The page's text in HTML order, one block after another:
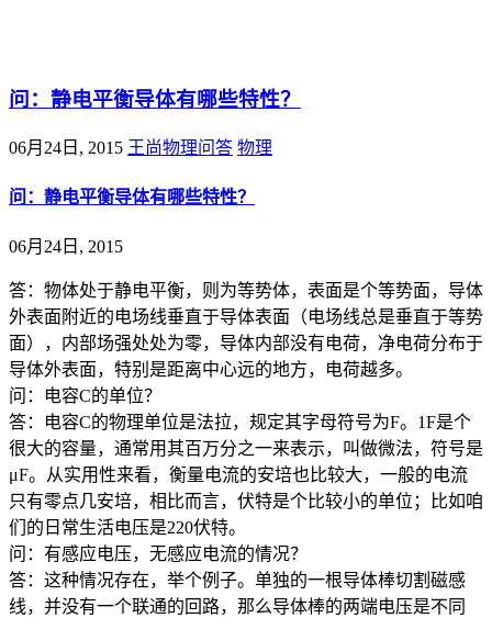
问：静电平衡导体有哪些特性？
06月24日, 2015 王尚物理问答 物理
问：静电平衡导体有哪些特性？
06月24日, 2015
答：物体处于静电平衡，则为等势体，表面是个等势面，导体
外表面附近的电场线垂直于导体表面（电场线总是垂直于等势
面），内部场强处处为零，导体内部没有电荷，净电荷分布于
导体外表面，特别是距离中心远的地方，电荷越多。
问：电容C的单位？
答：电容C的物理单位是法拉，规定其字母符号为F。1F是个
很大的容量，通常用其百万分之一来表示，叫做微法，符号是
μF。从实用性来看，衡量电流的安培也比较大，一般的电流
只有零点几安培，相比而言，伏特是个比较小的单位；比如咱
们的日常生活电压是220伏特。
问：有感应电压，无感应电流的情况？
答：这种情况存在，举个例子。单独的一根导体棒切割磁感
线，并没有一个联通的回路，那么导体棒的两端电压是不同